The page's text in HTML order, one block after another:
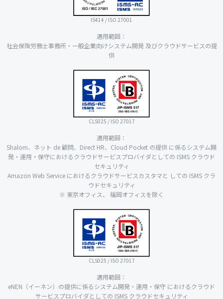
IS414 / ISO 27001
適用範囲：
社会保険労務士事務所・一般企業向けシステム開発 及びクラウドサービスの提
供
CLS025 / ISO 27017
適用範囲：
Shalom、ネット de 顧問、Direct HR、Cloud Pocket の提供 に係るシステム開
発・運用・保守におけるクラウドサービスプロバイダとしての ISMS クラウド
セキュリティ
Amazon Web Service におけるクラウドサービスカスタマと しての ISMS クラ
ウドセキュリティ
※ 東京オフィス、 福岡オフィスを除く
CLS025 / ISO 27017
適用範囲：
eNEN（イーネン）の提供に係るシステム開発・運用・保守 におけるクラウド
サービスプロバイダとしての ISMS クラウドセキュリティ